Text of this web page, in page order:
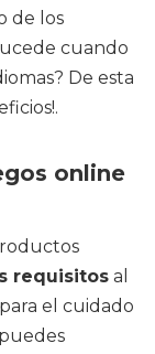
de los
cuando
De esta
online
requisitos al
el cuidado